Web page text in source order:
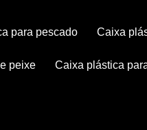
para pescado caixa
peixe caixa plástica